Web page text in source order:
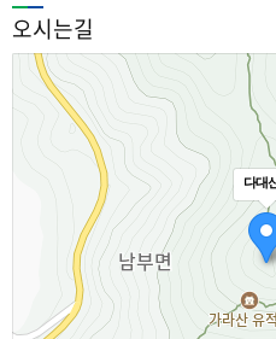
오시는길
다대